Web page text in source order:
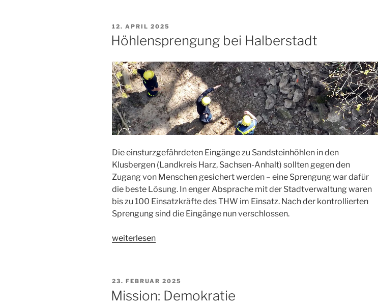
VERÖFFENTLICHT
AM
12. APRIL 2025
Höhlensprengung bei Halberstadt
Die einsturzgefährdeten Eingänge zu Sandsteinhöhlen in den
Klusbergen (Landkreis Harz, Sachsen-Anhalt) sollten gegen den
Zugang von Menschen gesichert werden – eine Sprengung war dafür
die beste Lösung. In enger Absprache mit der Stadtverwaltung waren
bis zu 100 Einsatzkräfte des THW im Einsatz. Nach der kontrollierten
Sprengung sind die Eingänge nun verschlossen.
„Höhlensprengung
weiterlesen
VERÖFFENTLICHT
AM
23. FEBRUAR 2025
Mission: Demokratie